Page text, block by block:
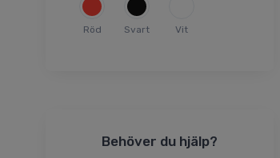
147cm
168cm
Röd Svart Vit
Behöver du hjälp?